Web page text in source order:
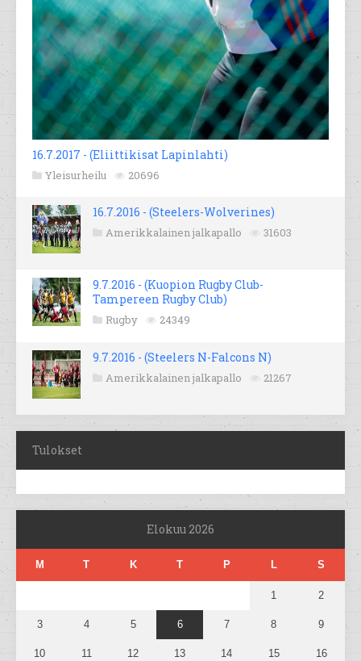
16.7.2017 - (Eliittikisat Lapinlahti)
Yleisurheilu 20696
16.7.2016 - (Steelers-Wolverines)
Amerikkalainen jalkapallo 31603
9.7.2016 - (Kuopion Rugby Club-
Tampereen Rugby Club)
Rugby 24349
9.7.2016 - (Steelers N-Falcons N)
Amerikkalainen jalkapallo 21267
Tulokset
Elokuu 2026
M T K T P L S
1 2
3 4 5 6 7 8 9
10 11 12 13 14 15 16